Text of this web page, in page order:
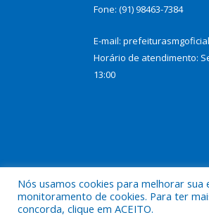
Fone: (91) 98463-7384
E-mail:
Horário de atendimento:
13:00
Nós usamos cookies para melhorar
monitoramento de cookies. Para ter
concorda, clique em ACEITO.